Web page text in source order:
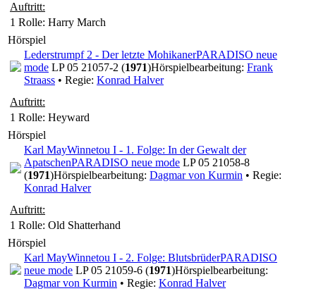
Auftritt:
1 Rolle: Harry March
Hörspiel
Lederstrumpf 2 - Der letzte MohikanerPARADISO neue
mode LP 05 21057-2 (1971)Hörspielbearbeitung: Frank
Straass • Regie: Konrad Halver
Auftritt:
1 Rolle: Heyward
Hörspiel
Karl MayWinnetou I - 1. Folge: In der Gewalt der
ApatschenPARADISO neue mode LP 05 21058-8
(1971)Hörspielbearbeitung: Dagmar von Kurmin • Regie:
Konrad Halver
Auftritt:
1 Rolle: Old Shatterhand
Hörspiel
Karl MayWinnetou I - 2. Folge: BlutsbrüderPARADISO
neue mode LP 05 21059-6 (1971)Hörspielbearbeitung:
Dagmar von Kurmin • Regie: Konrad Halver